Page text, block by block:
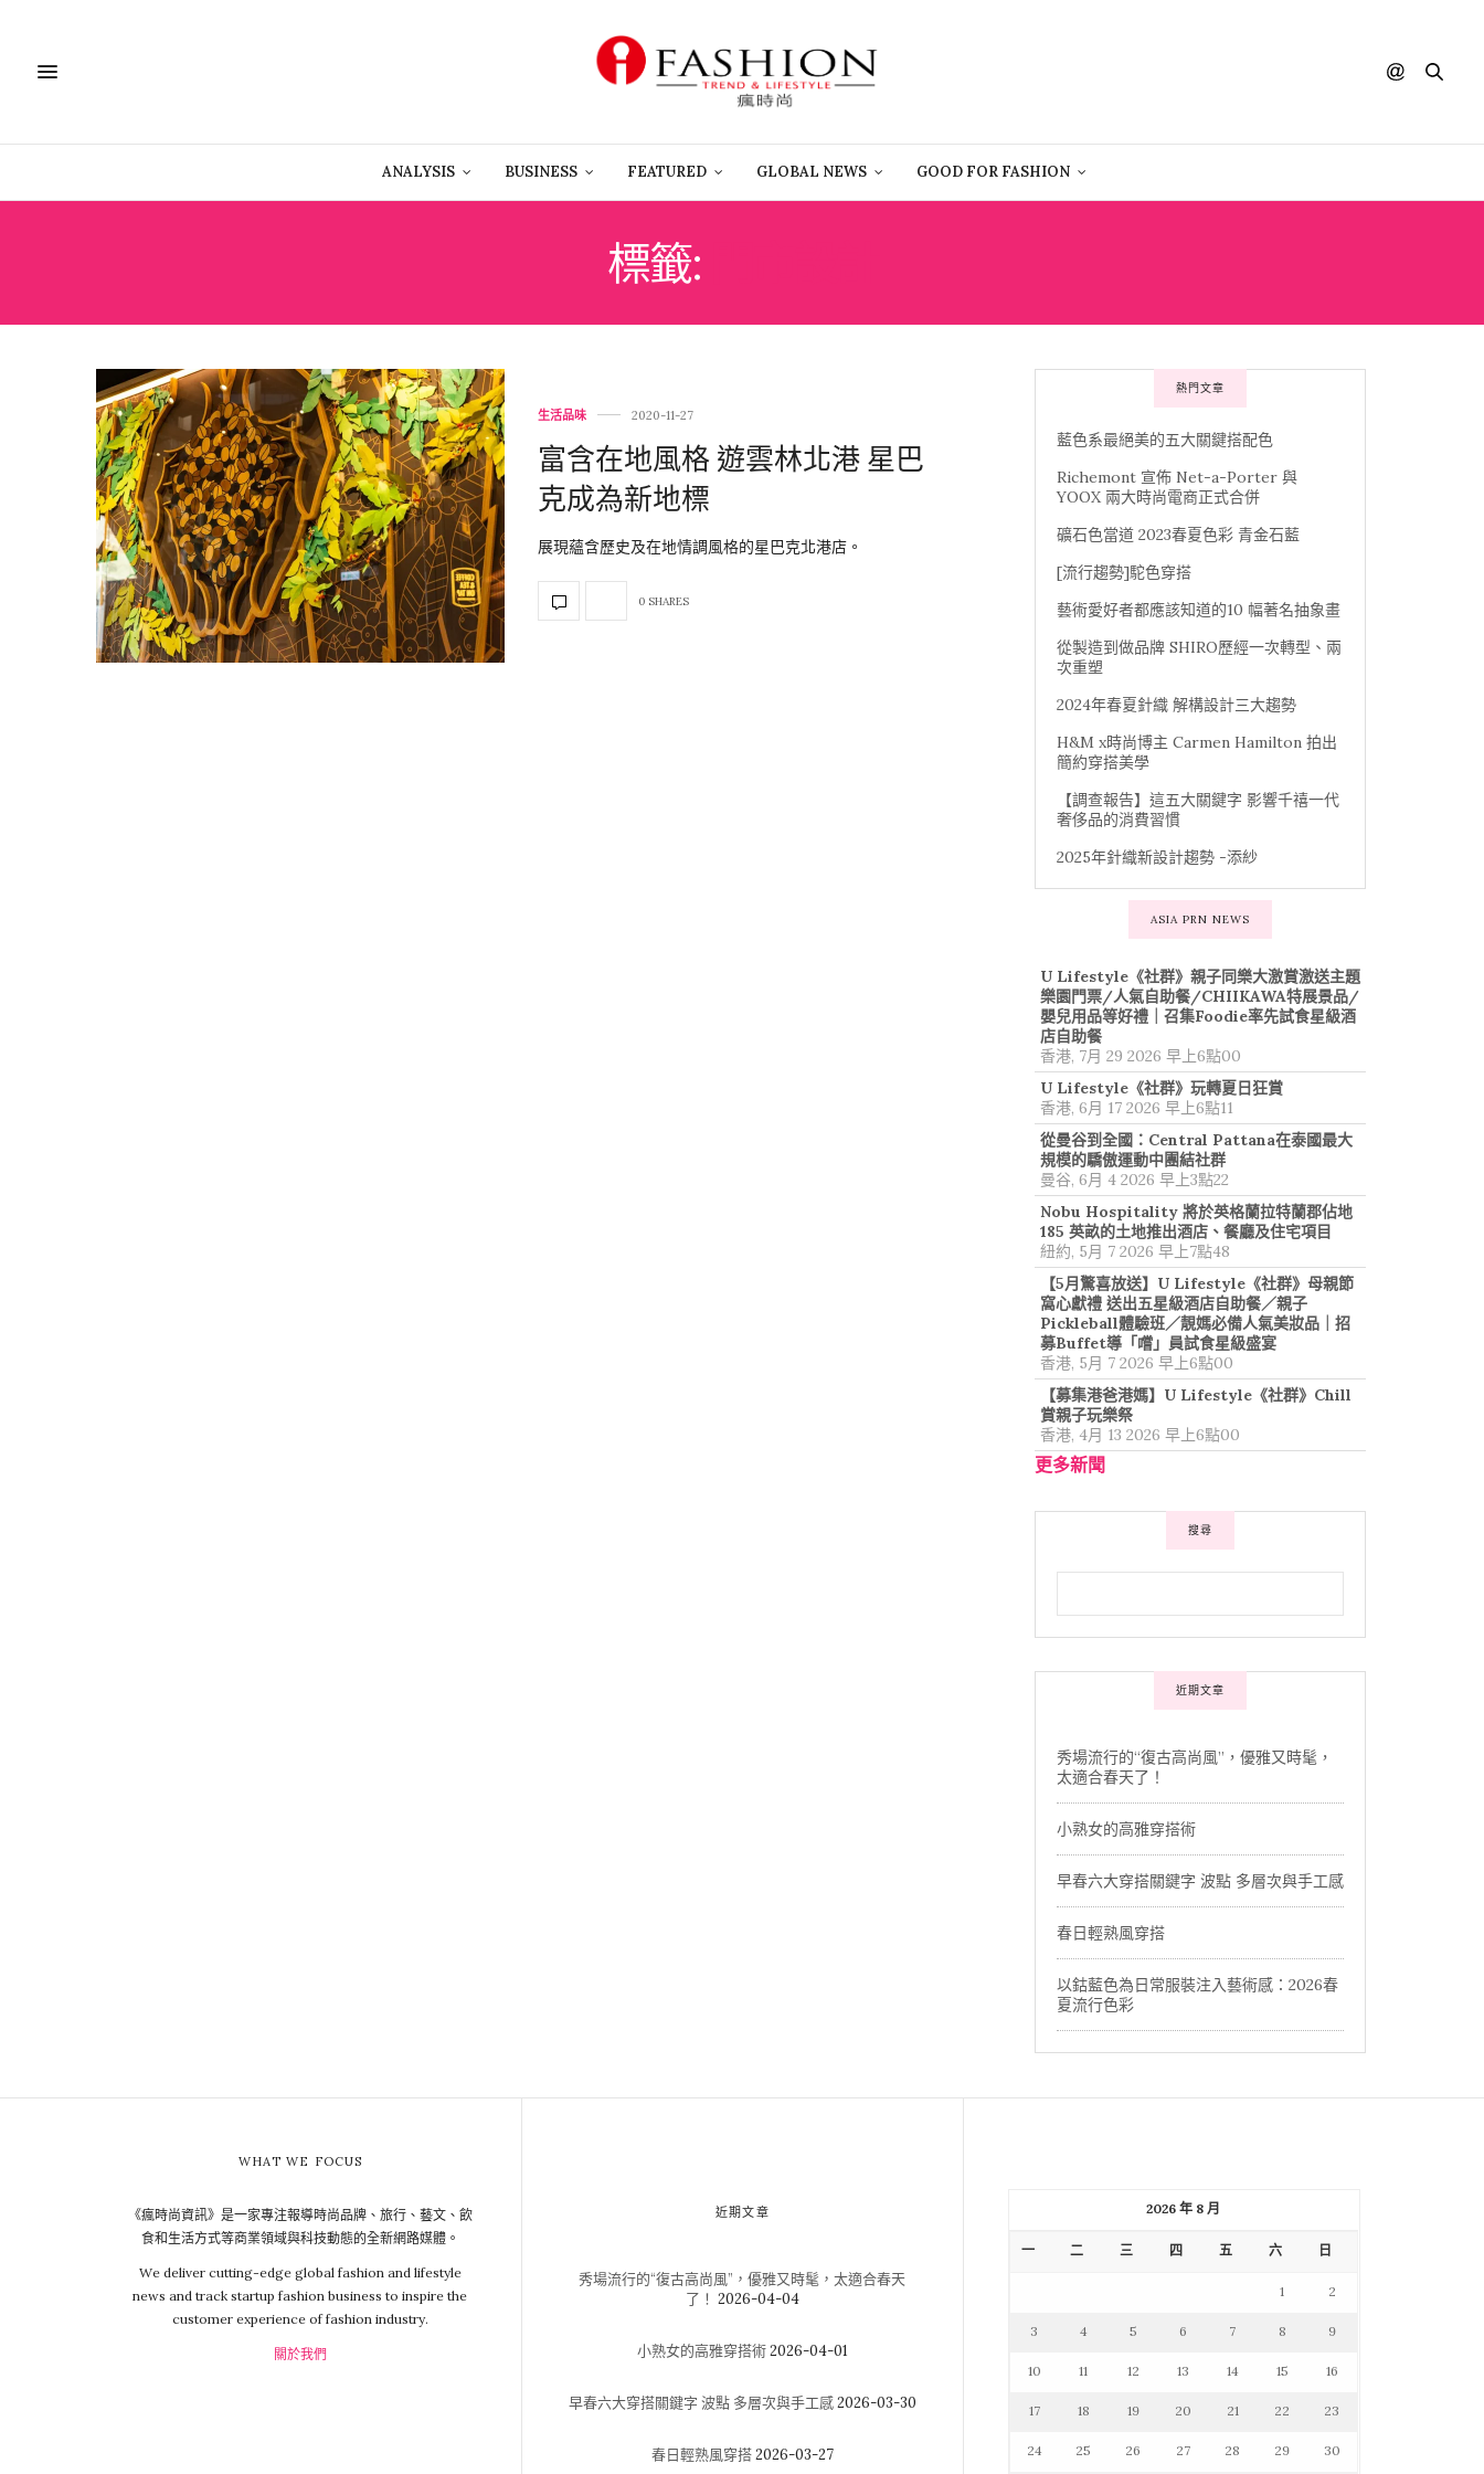
ANALYSIS BUSINESS FEATURED GLOBAL NEWS GOOD FOR FASHION
標籤:
生活品味 2020-11-27
富含在地風格 遊雲林北港 星巴
克成為新地標
展現蘊含歷史及在地情調風格的星巴克北港店。
0 SHARES
熱門文章
藍色系最絕美的五大關鍵搭配色
Richemont 宣佈 Net-a-Porter 與
YOOX 兩大時尚電商正式合併
礦石色當道 2023春夏色彩 青金石藍
[流行趨勢]駝色穿搭
藝術愛好者都應該知道的10 幅著名抽象畫
從製造到做品牌 SHIRO歷經一次轉型、兩
次重塑
2024年春夏針織 解構設計三大趨勢
H&M x時尚博主 Carmen Hamilton 拍出
簡約穿搭美學
【調查報告】這五大關鍵字 影響千禧一代
奢侈品的消費習慣
2025年針織新設計趨勢 -添紗
ASIA PRN NEWS
U Lifestyle《社群》親子同樂大激賞激送主題
樂園門票/人氣自助餐/CHIIKAWA特展景品/
嬰兒用品等好禮｜召集Foodie率先試食星級酒
店自助餐
香港, 7月 29 2026 早上6點00
U Lifestyle《社群》玩轉夏日狂賞
香港, 6月 17 2026 早上6點11
從曼谷到全國：Central Pattana在泰國最大
規模的驕傲運動中團結社群
曼谷, 6月 4 2026 早上3點22
Nobu Hospitality 將於英格蘭拉特蘭郡佔地
185 英畝的土地推出酒店、餐廳及住宅項目
紐約, 5月 7 2026 早上7點48
【5月驚喜放送】U Lifestyle《社群》母親節
窩心獻禮 送出五星級酒店自助餐／親子
Pickleball體驗班／靚媽必備人氣美妝品｜招
募Buffet導「嚐」員試食星級盛宴
香港, 5月 7 2026 早上6點00
【募集港爸港媽】U Lifestyle《社群》Chill
賞親子玩樂祭
香港, 4月 13 2026 早上6點00
更多新聞
搜尋
近期文章
秀場流行的“復古高尚風”，優雅又時髦，
太適合春天了！
小熟女的高雅穿搭術
早春六大穿搭關鍵字 波點 多層次與手工感
春日輕熟風穿搭
以鈷藍色為日常服裝注入藝術感：2026春
夏流行色彩
WHAT WE FOCUS
《瘋時尚資訊》是一家專注報導時尚品牌、旅行、藝文、飲
食和生活方式等商業領域與科技動態的全新網路媒體。
We deliver cutting-edge global fashion and lifestyle
news and track startup fashion business to inspire the
customer experience of fashion industry.
關於我們
近期文章
秀場流行的“復古高尚風”，優雅又時髦，太適合春天
了！ 2026-04-04
小熟女的高雅穿搭術2026-04-01
早春六大穿搭關鍵字 波點 多層次與手工感2026-03-30
春日輕熟風穿搭2026-03-27
2026 年 8 月
一 二 三 四 五 六 日
1 2
3 4 5 6 7 8 9
10 11 12 13 14 15 16
17 18 19 20 21 22 23
24 25 26 27 28 29 30